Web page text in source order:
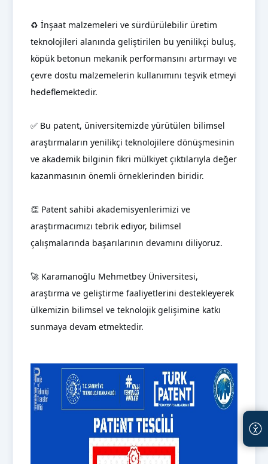
♻️ İnşaat malzemeleri ve sürdürülebilir üretim
teknolojileri alanında geliştirilen bu yenilikçi buluş,
köpük betonun mekanik performansını artırmayı ve
çevre dostu malzemelerin kullanımını teşvik etmeyi
hedeflemektedir.
✅ Bu patent, üniversitemizde yürütülen bilimsel
araştırmaların yenilikçi teknolojilere dönüşmesinin
ve akademik bilginin fikri mülkiyet çıktılarıyla değer
kazanmasının önemli örneklerinden biridir.
👏 Patent sahibi akademisyenlerimizi ve
araştırmacımızı tebrik ediyor, bilimsel
çalışmalarında başarılarının devamını diliyoruz.
🚀 Karamanoğlu Mehmetbey Üniversitesi,
araştırma ve geliştirme faaliyetlerini destekleyerek
ülkemizin bilimsel ve teknolojik gelişimine katkı
sunmaya devam etmektedir.